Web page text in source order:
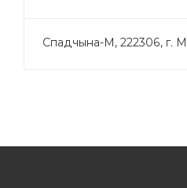
Спадчына-М, 222306, г.